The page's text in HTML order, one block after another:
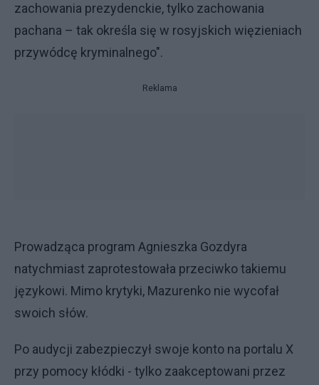
zachowania prezydenckie, tylko zachowania
pachana – tak określa się w rosyjskich więzieniach
przywódcę kryminalnego".
Reklama
Prowadząca program Agnieszka Gozdyra
natychmiast zaprotestowała przeciwko takiemu
językowi. Mimo krytyki, Mazurenko nie wycofał
swoich słów.
Po audycji zabezpieczył swoje konto na portalu X
przy pomocy kłódki - tylko zaakceptowani przez